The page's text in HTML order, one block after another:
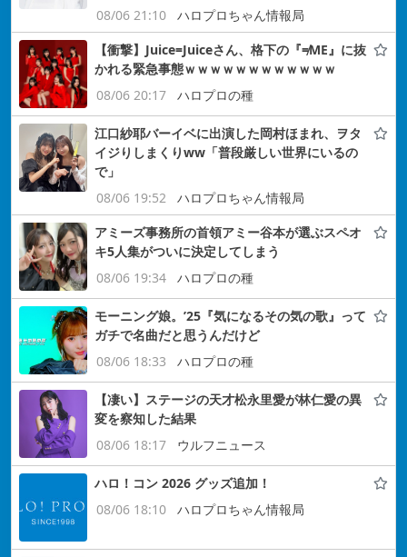
08/06 21:10
ハロプロちゃん情報局
【衝撃】Juice=Juiceさん、格下の『≠ME』に抜
かれる緊急事態ｗｗｗｗｗｗｗｗｗｗｗｗ
08/06 20:17
ハロプロの種
江口紗耶バーイベに出演した岡村ほまれ、ヲタ
イジりしまくりww「普段厳しい世界にいるの
で」
08/06 19:52
ハロプロちゃん情報局
アミーズ事務所の首領アミー谷本が選ぶスペオ
キ5人集がついに決定してしまう
08/06 19:34
ハロプロの種
モーニング娘。’25『気になるその気の歌』って
ガチで名曲だと思うんだけど
08/06 18:33
ハロプロの種
【凄い】ステージの天才松永里愛が林仁愛の異
変を察知した結果
08/06 18:17
ウルフニュース
ハロ！コン 2026 グッズ追加！
08/06 18:10
ハロプロちゃん情報局